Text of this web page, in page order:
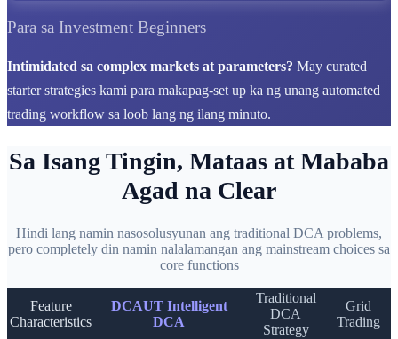
Para sa Investment Beginners
Intimidated sa complex markets at parameters? May curated
starter strategies kami para makapag-set up ka ng unang automated
trading workflow sa loob lang ng ilang minuto.
Sa Isang Tingin, Mataas at Mababa
Agad na Clear
Hindi lang namin nasosolusyunan ang traditional DCA problems,
pero completely din namin nalalamangan ang mainstream choices sa
core functions
Feature
Characteristics
DCAUT Intelligent
DCA
Traditional
DCA
Strategy
Grid
Trading